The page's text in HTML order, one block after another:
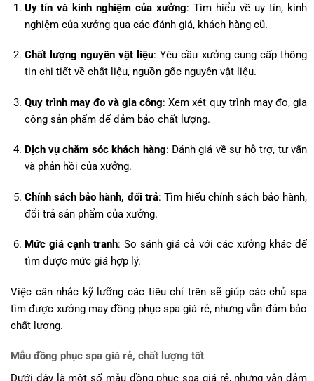
Uy tín và kinh nghiệm của xưởng: Tìm hiểu về uy tín, kinh
nghiệm của xưởng qua các đánh giá, khách hàng cũ.
Chất lượng nguyên vật liệu: Yêu cầu xưởng cung cấp thông
tin chi tiết về chất liệu, nguồn gốc nguyên vật liệu.
Quy trình may đo và gia công: Xem xét quy trình may đo, gia
công sản phẩm để đảm bảo chất lượng.
Dịch vụ chăm sóc khách hàng: Đánh giá về sự hỗ trợ, tư vấn
và phản hồi của xưởng.
Chính sách bảo hành, đổi trả: Tìm hiểu chính sách bảo hành,
đổi trả sản phẩm của xưởng.
Mức giá cạnh tranh: So sánh giá cả với các xưởng khác để
tìm được mức giá hợp lý.
Việc cân nhắc kỹ lưỡng các tiêu chí trên sẽ giúp các chủ spa
tìm được xưởng may đồng phục spa giá rẻ, nhưng vẫn đảm bảo
chất lượng.
Mẫu đồng phục spa giá rẻ, chất lượng tốt
Dưới đây là một số mẫu đồng phục spa giá rẻ, nhưng vẫn đảm